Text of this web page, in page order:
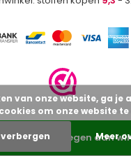
Toevoegen aan
van onze website, ga je
om onze website
Meer